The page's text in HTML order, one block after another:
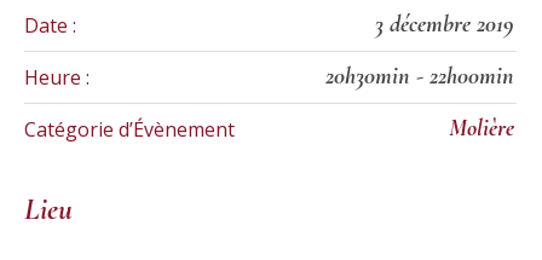
Date : 3 décembre 2019
Heure : 20h30min - 22h00min
Catégorie d’Évènement Molière
Lieu